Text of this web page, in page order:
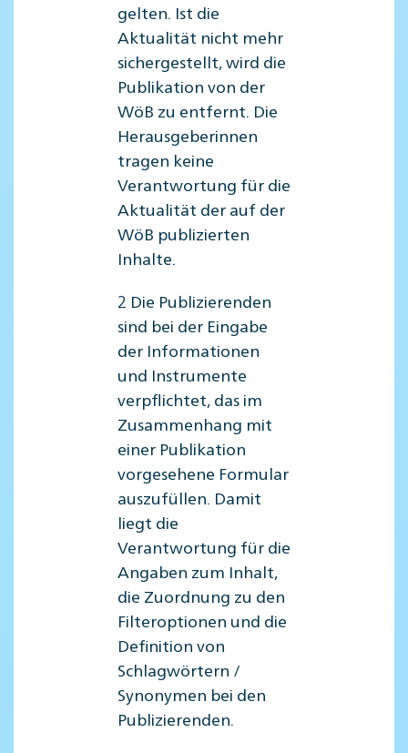
gelten. Ist die
Aktualität nicht mehr
sichergestellt, wird die
Publikation von der
WöB zu entfernt. Die
Herausgeberinnen
tragen keine
Verantwortung für die
Aktualität der auf der
WöB publizierten
Inhalte.
2 Die Publizierenden
sind bei der Eingabe
der Informationen
und Instrumente
verpflichtet, das im
Zusammenhang mit
einer Publikation
vorgesehene Formular
auszufüllen. Damit
liegt die
Verantwortung für die
Angaben zum Inhalt,
die Zuordnung zu den
Filteroptionen und die
Definition von
Schlagwörtern /
Synonymen bei den
Publizierenden.